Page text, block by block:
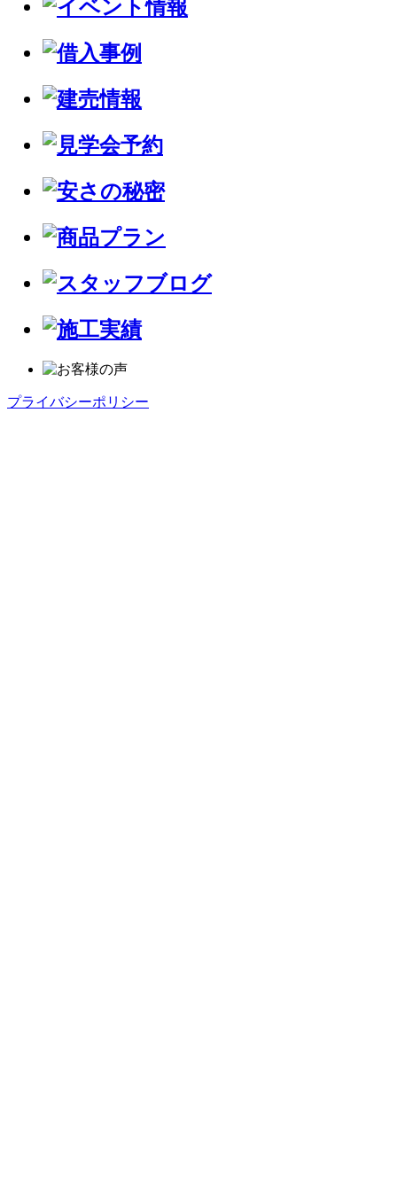
プライバシーポリシー